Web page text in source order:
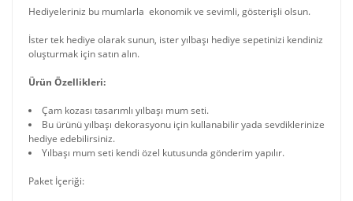
Hediyeleriniz bu mumlarla ekonomik ve sevimli, gösterişli olsun.
İster tek hediye olarak sunun, ister yılbaşı hediye sepetinizi kendiniz
oluşturmak için satın alın.
Ürün Özellikleri:
Çam kozası tasarımlı yılbaşı mum seti.
Bu ürünü yılbaşı dekorasyonu için kullanabilir yada sevdiklerinize
hediye edebilirsiniz.
Yılbaşı mum seti kendi özel kutusunda gönderim yapılır.
Paket İçeriği: